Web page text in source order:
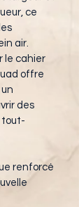
ce
air.
le cahier
offre
des
tout-
renforcé